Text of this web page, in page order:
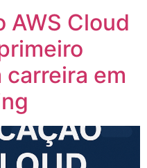
Cloud
carreira em